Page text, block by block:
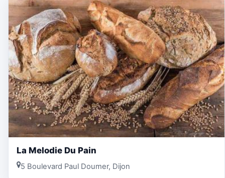
La Melodie Du Pain
5 Boulevard Paul Doumer, Dijon